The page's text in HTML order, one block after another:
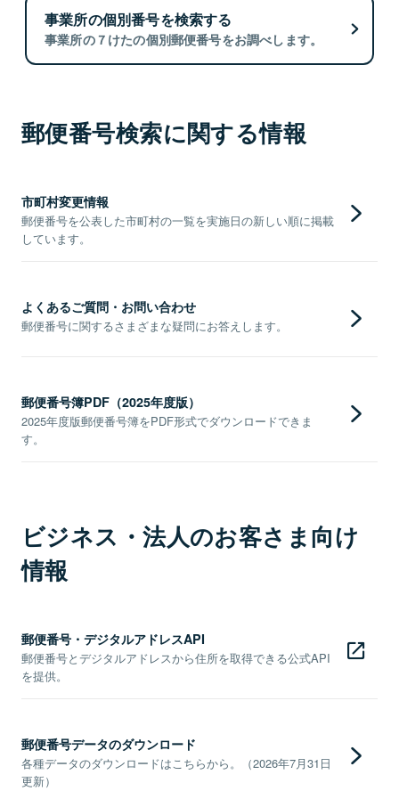
事業所の個別番号を検索する
事業所の７けたの個別郵便番号をお調べします。
郵便番号検索に関する情報
市町村変更情報
郵便番号を公表した市町村の一覧を実施日の新しい順に掲載
しています。
よくあるご質問・お問い合わせ
郵便番号に関するさまざまな疑問にお答えします。
郵便番号簿PDF（2025年度版）
2025年度版郵便番号簿をPDF形式でダウンロードできま
す。
ビジネス・法人のお客さま向け
情報
郵便番号・デジタルアドレスAPI
郵便番号とデジタルアドレスから住所を取得できる公式API
を提供。
郵便番号データのダウンロード
各種データのダウンロードはこちらから。（2026年7月31日
更新）